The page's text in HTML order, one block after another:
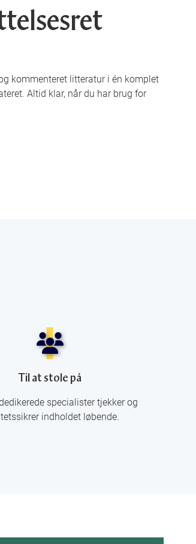
kommenteret litteratur i én komplet
Altid klar, når du har brug for
Til at stole på
specialister tjekker og
indholdet løbende.